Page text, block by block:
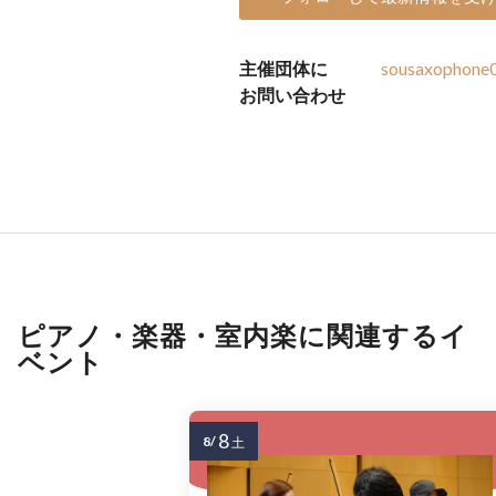
主催団体に
お問い合わせ
ピアノ・楽器・室内楽に関連するイ
ベント
8/ 8土